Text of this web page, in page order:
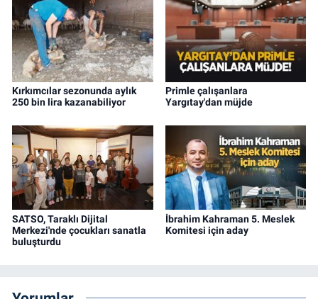
Kırkımcılar sezonunda aylık
250 bin lira kazanabiliyor
Primle çalışanlara
Yargıtay'dan müjde
SATSO, Taraklı Dijital
Merkezi'nde çocukları sanatla
buluşturdu
İbrahim Kahraman 5. Meslek
Komitesi için aday